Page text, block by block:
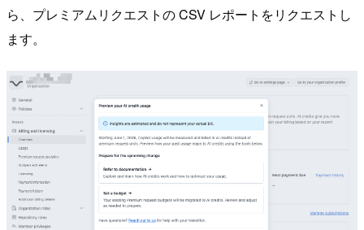
ら、プレミアムリクエストの CSV レポートをリクエストし
ます。